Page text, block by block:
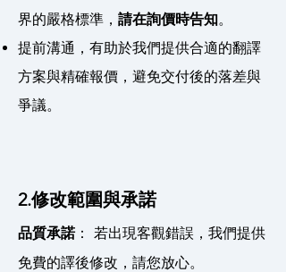
界的嚴格標準， 請在詢價時告知。
提前溝通，有助於我們提供合適的翻譯
方案與精確報價，避免交付後的落差與
爭議。
2.修改範圍與承諾
品質承諾： 若出現客觀錯誤，我們提供
免費的譯後修改，請您放心。